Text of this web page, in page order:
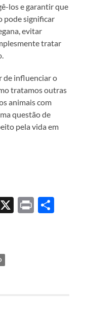
los e garantir que
pode significar
evitar
tratar
de influenciar o
tratamos outras
animais com
questão de
pela vida em
X Print